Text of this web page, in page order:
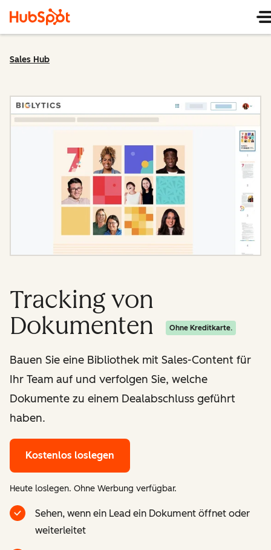
Sales Hub
Tracking von
Dokumenten
Ohne Kreditkarte.
Bauen Sie eine Bibliothek mit Sales-Content für
Ihr Team auf und verfolgen Sie, welche
Dokumente zu einem Dealabschluss geführt
haben.
Kostenlos loslegen
Heute loslegen. Ohne Werbung verfügbar.
Sehen, wenn ein Lead ein Dokument öffnet oder
weiterleitet